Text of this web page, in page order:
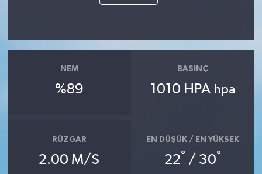
NEM
%89
BASINÇ
1010 HPA hpa
RÜZGAR
2.00 M/S
EN DÜŞÜK / EN YÜKSEK
22° / 30°